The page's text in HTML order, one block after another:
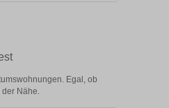
Egal, ob
Nähe.